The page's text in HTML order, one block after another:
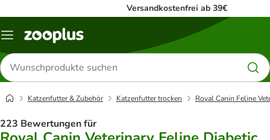
Versandkostenfrei ab 39€
Menü
Produkte
suchen
Katzenfutter & Zubehör Katzenfutter trocken Royal Canin Feline
223 Bewertungen für